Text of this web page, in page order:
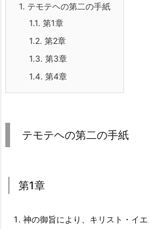
1. テモテヘの第二の手紙
1.1. 第1章
1.2. 第2章
1.3. 第3章
1.4. 第4章
テモテヘの第二の手紙
第1章
神の御旨により、キリスト・イ